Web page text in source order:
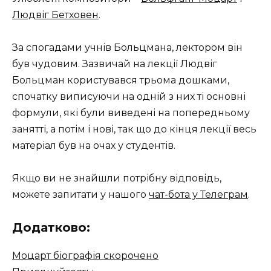
Людвіг Бетховен.
За спогадами учнів Больцмана, лектором він
був чудовим. Зазвичай на лекції Людвіг
Больцман користувався трьома дошками,
спочатку виписуючи на одній з них ті основні
формули, які були виведені на попередньому
занятті, а потім і нові, так що до кінця лекції весь
матеріал був на очах у студентів.
Якщо ви не знайшли потрібну відповідь,
можете запитати у нашого чат-бота у Телеграм.
Додатково:
Моцарт біографія скорочено